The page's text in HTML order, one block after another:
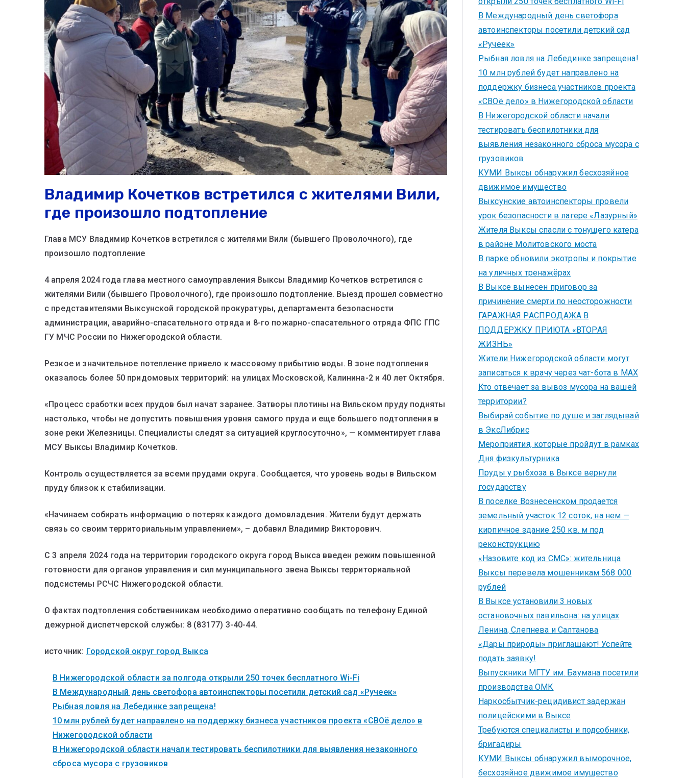
Владимир Кочетков встретился с жителями Вили,
где произошло подтопление
Глава МСУ Владимир Кочетков встретился с жителями Вили (бывшего Проволочного), где
произошло подтопление
4 апреля 2024 года глава местного самоуправления Выксы Владимир Кочетков встретился с
жителями Вили (бывшего Проволочного), где произошло подтопление. Выезд прошел совместно
с представителями Выксунской городской прокуратуры, департамента безопасности
администрации, аварийно-спасательного отряда и 8-го пожарно-спасательного отряда ФПС ГПС
ГУ МЧС России по Нижегородской области.
Резкое и значительное потепление привело к массовому прибытию воды. В зоне подтопления
оказалось более 50 придомовых территорий: на улицах Московской, Калинина-2 и 40 лет Октября.
«Процесс сработки всех прудов был начат заранее. Затворы плотины на Вильском пруду подняты
настолько, чтобы не допустить повышения уровня самого пруда и еще большего подтопления в
зоне реки Железницы. Специалисты следят за ситуацией круглосуточно», — комментирует глава
МСУ Выксы Владимир Кочетков.
Контроль осуществляется за всеми прудами округа. Сообщается, что уровень воды в Вильском
пруду близок к стабилизации.
«Начинаем собирать информацию о потерях каждого домовладения. Жители будут держать
связь со своим территориальным управлением», – добавил Владимир Викторович.
С 3 апреля 2024 года на территории городского округа город Выкса введен режим повышенной
готовности для органов управления и сил муниципального звена Выксы территориальной
подсистемы РСЧС Нижегородской области.
О фактах подтопления собственникам необходимо оперативно сообщать по телефону Единой
дежурной диспетчерской службы: 8 (83177) 3-40-44.
источник: Городской округ город Выкса
В Нижегородской области за полгода открыли 250 точек бесплатного Wi-Fi
В Международный день светофора автоинспекторы посетили детский сад «Ручеек»
Рыбная ловля на Лебединке запрещена!
10 млн рублей будет направлено на поддержку бизнеса участников проекта «СВОё дело» в
Нижегородской области
В Нижегородской области начали тестировать беспилотники для выявления незаконного
сброса мусора с грузовиков
В Международный день светофора
автоинспекторы посетили детский сад
«Ручеек»
Рыбная ловля на Лебединке запрещена!
10 млн рублей будет направлено на
поддержку бизнеса участников проекта
«СВОё дело» в Нижегородской области
В Нижегородской области начали
тестировать беспилотники для
выявления незаконного сброса мусора с
грузовиков
КУМИ Выксы обнаружил бесхозяйное
движимое имущество
Выксунские автоинспекторы провели
урок безопасности в лагере «Лазурный»
Жителя Выксы спасли с тонущего катера
в районе Молитовского моста
В парке обновили экотропы и покрытие
на уличных тренажёрах
В Выксе вынесен приговор за
причинение смерти по неосторожности
ГАРАЖНАЯ РАСПРОДАЖА В
ПОДДЕРЖКУ ПРИЮТА «ВТОРАЯ
ЖИЗНЬ»
Жители Нижегородской области могут
записаться к врачу через чат-бота в MAX
Кто отвечает за вывоз мусора на вашей
территории?
Выбирай событие по душе и заглядывай
в ЭксЛибрис
Мероприятия, которые пройдут в рамках
Дня физкультурника
Пруды у рыбхоза в Выксе вернули
государству
В поселке Вознесенском продается
земельный участок 12 соток, на нем —
кирпичное здание 250 кв. м под
реконструкцию
«Назовите код из СМС»: жительница
Выксы перевела мошенникам 568 000
рублей
В Выксе установили 3 новых
остановочных павильона: на улицах
Ленина, Слепнева и Салтанова
«Дары природы» приглашают! Успейте
подать заявку!
Выпускники МГТУ им. Баумана посетили
производства ОМК
Наркосбытчик-рецидивист задержан
полицейскими в Выксе
Требуются специалисты и подсобники,
бригадиры
КУМИ Выксы обнаружил выморочное,
бесхозяйное движимое имущество